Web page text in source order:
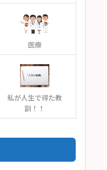
医療
私が人生で得た教
訓！！